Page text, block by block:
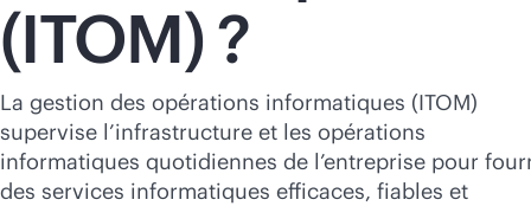
Acheter maintenant
(ITOM) ?
La gestion des opérations informatiques (ITOM)
supervise l’infrastructure et les opérations
informatiques quotidiennes de l’entreprise pour
des services informatiques efficaces, fiables et